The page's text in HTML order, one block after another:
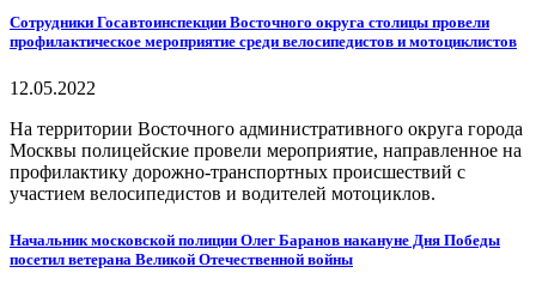
Сотрудники Госавтоинспекции Восточного округа столицы провели
профилактическое мероприятие среди велосипедистов и мотоциклистов
12.05.2022
На территории Восточного административного округа города
Москвы полицейские провели мероприятие, направленное на
профилактику дорожно-транспортных происшествий с
участием велосипедистов и водителей мотоциклов.
Начальник московской полиции Олег Баранов накануне Дня Победы
посетил ветерана Великой Отечественной войны